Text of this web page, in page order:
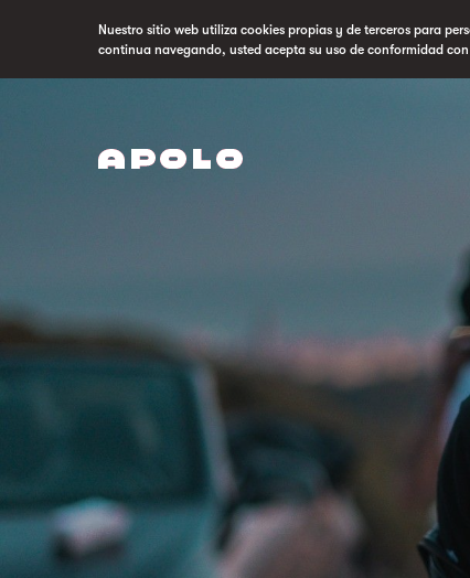
Nuestro sitio web utiliza cookies propias y de terceros para
continua navegando, usted acepta su uso de conformidad